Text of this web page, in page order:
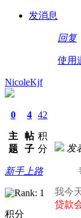
发消息
回复
使用
NicoleKjf
0
主
题
4
帖
子
42
积
分
新手上路
积分
发
我今
贷款